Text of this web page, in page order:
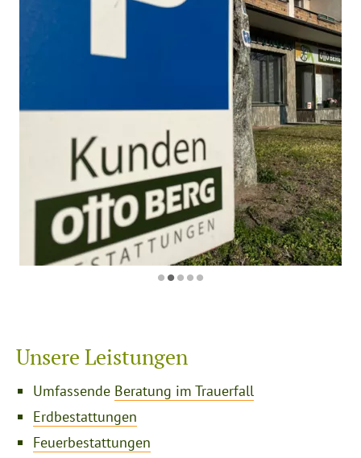
•••••
Unsere Leistungen
Umfassende Beratung im Trauerfall
Erdbestattungen
Feuerbestattungen